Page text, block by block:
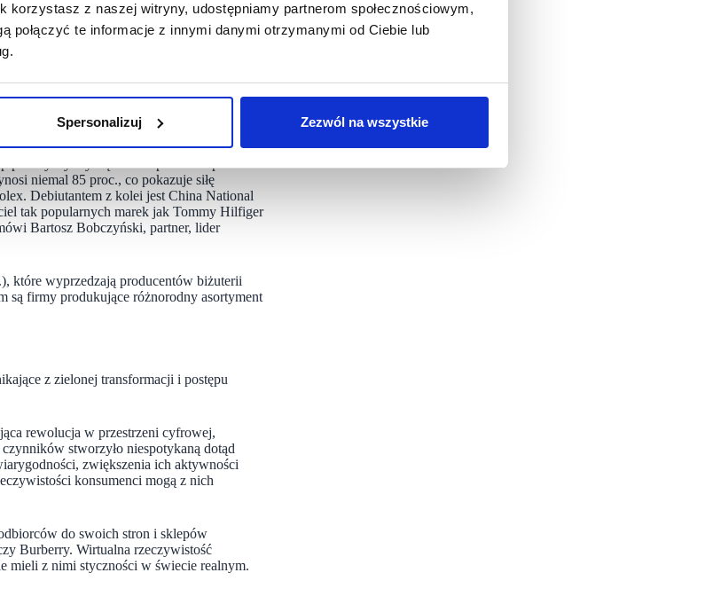
korzystasz z naszej witryny, udostępniamy partnerom społecznościowym,
połączyć te informacje z innymi danymi otrzymanymi od Ciebie lub
Spersonalizuj Zezwól na wszystkie
lat niezmienna. Pierwsze miejsce
Fendi, Givenchy czy Christian Dior.
proc. Na drugim miejscu pojawiła się kolejna
podobnie jak rok temu, znalazł się także
aż 56,2 proc. sprzedaży całej
Przyczyniły się one do ponad 81 proc.
niemal 85 proc., co pokazuje siłę
Debiutantem z kolei jest China National
tak popularnych marek jak Tommy Hilfiger
Bartosz Bobczyński, partner, lider
które wyprzedzają producentów biżuterii
są firmy produkujące różnorodny asortyment
z zielonej transformacji i postępu
rewolucja w przestrzeni cyfrowej,
stworzyło niespotykaną dotąd
zwiększenia ich aktywności
konsumenci mogą z nich
do swoich stron i sklepów
Burberry. Wirtualna rzeczywistość
mieli z nimi styczności w świecie realnym.